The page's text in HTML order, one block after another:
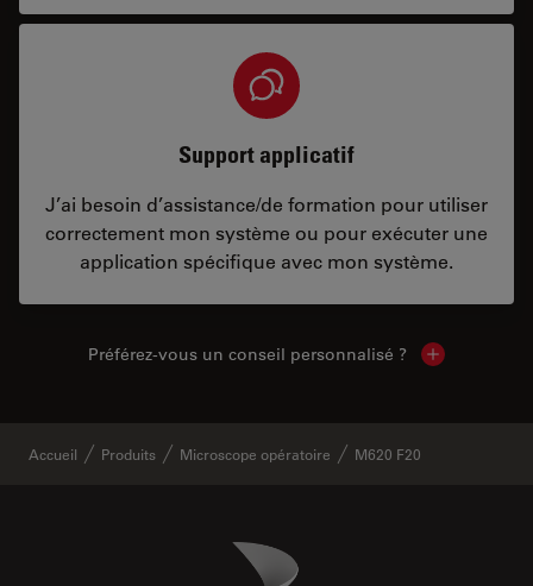
Support applicatif
J’ai besoin d’assistance/de formation pour utiliser
correctement mon système ou pour exécuter une
application spécifique avec mon système.
Préférez-vous un conseil personnalisé ? Show local
Accueil Produits Microscope opératoire M620 F20
Danaher Logo